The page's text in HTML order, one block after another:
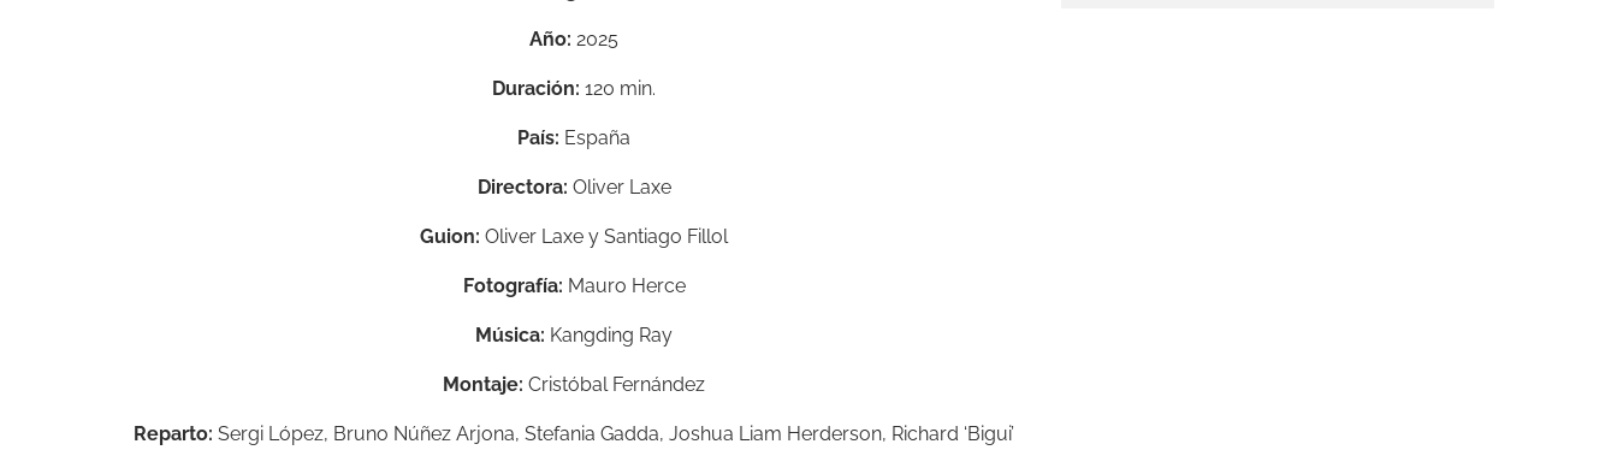
Año: 2025
Duración: 120 min.
País: España
Directora: Oliver Laxe
Guion: Oliver Laxe y Santiago Fillol
Fotografía: Mauro Herce
Música: Kangding Ray
Montaje: Cristóbal Fernández
Reparto: Sergi López, Bruno Núñez Arjona, Stefania Gadda, Joshua Liam Herderson, Richard ‘Bigui’